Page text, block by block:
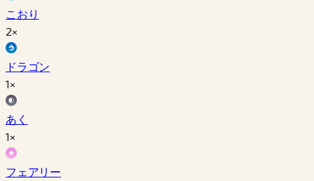
こおり
2×
ドラゴン
1×
あく
1×
フェアリー